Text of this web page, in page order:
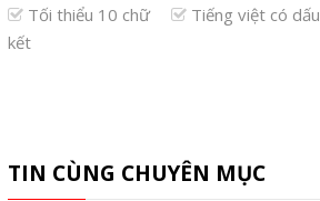
Tối thiểu 10 chữ Tiếng việt có dấu
kết
TIN CÙNG CHUYÊN MỤC